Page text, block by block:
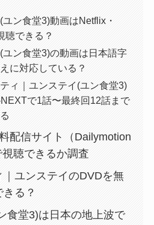
ン食堂3)動画はNetflix・
聴できる？
ユン食堂3)の動画は日本語字
に対応している？
ィ｜ユンステイ(ユン食堂3)
で1話〜最終回12話まで
配信サイト（Dailymotion
聴できるか調査
ユンステイのDVDを無
る？
食堂3)は日本の地上波で